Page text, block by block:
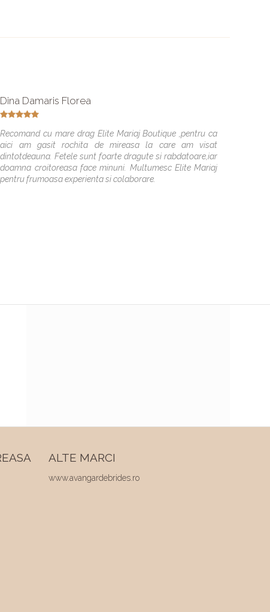
Dina Damaris Florea
Recomand cu mare drag Elite Mariaj Boutique ,pentru ca
aici am gasit rochita de mireasa la care am visat
dintotdeauna. Fetele sunt foarte dragute si rabdatoare,iar
doamna croitoreasa face minuni. Multumesc Elite Mariaj
pentru frumoasa experienta si colaborare.
ALTE MARCI
www.avangardebrides.ro